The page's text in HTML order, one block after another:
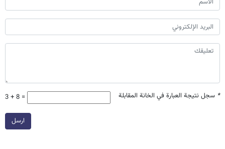
* سجل نتيجة العبارة في الخانة المقابلة 3 + 8 =
ارسل